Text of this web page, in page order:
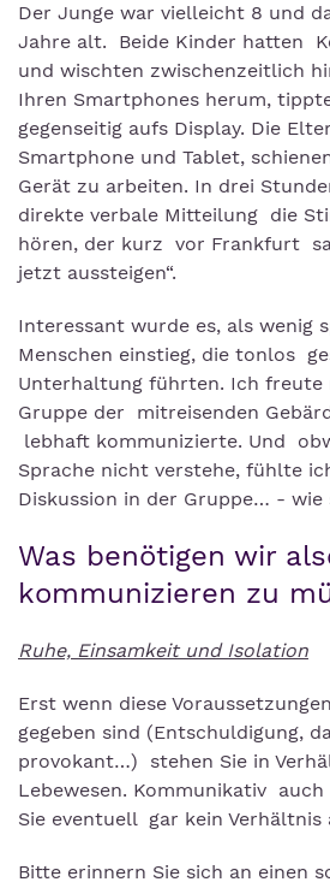
Der Junge war vielleicht 8 und
Jahre alt. Beide Kinder hatten
und wischten zwischenzeitlich
Ihren Smartphones herum,
gegenseitig aufs Display. Die
Smartphone und Tablet,
Gerät zu arbeiten. In drei
direkte verbale Mitteilung die
hören, der kurz vor Frankfurt
jetzt aussteigen“.
Interessant wurde es, als wenig
Menschen einstieg, die tonlos
Unterhaltung führten. Ich freute
Gruppe der mitreisenden
lebhaft kommunizierte. Und
Sprache nicht verstehe, fühlte
Diskussion in der Gruppe… -
Was benötigen wir
kommunizieren zu
Ruhe, Einsamkeit und Isolation
Erst wenn diese
gegeben sind (Entschuldigung,
provokant…) stehen Sie in
Lebewesen. Kommunikativ
Sie eventuell gar kein
Bitte erinnern Sie sich an einen